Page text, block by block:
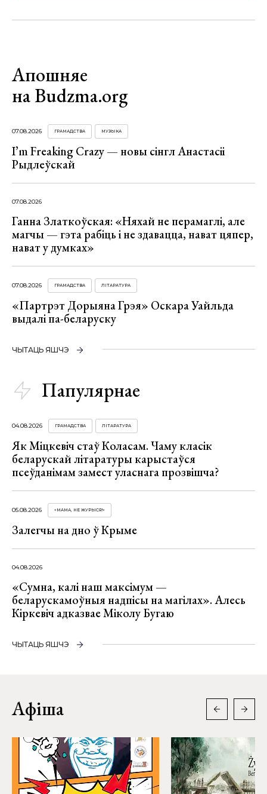
Апошняе
на Budzma.org
07.08.2026 ГРАМАДСТВА МУЗЫКА
I’m Freaking Crazy — новы сінгл Анастасіі
Рыдлеўскай
07.08.2026
Ганна Златкоўская: «Няхай не перамаглі, але
магчы — гэта рабіць і не здавацца, нават цяпер,
нават у думках»
07.08.2026 ГРАМАДСТВА ЛІТАРАТУРА
«Партрэт Дорыяна Грэя» Оскара Уайльда
выдалі па-беларуску
ЧЫТАЦЬ ЯШЧЭ
Папулярнае
04.08.2026 ГРАМАДСТВА ЛІТАРАТУРА
Як Міцкевіч стаў Коласам. Чаму класік
беларускай літаратуры карыстаўся
псеўданімам замест уласнага прозвішча?
05.08.2026 «МАМА, НЕ ЖУРЫСЯ!»
Залегчы на дно ў Крыме
04.08.2026
«Сумна, калі наш максімум —
беларускамоўныя надпісы на магілах». Алесь
Кіркевіч адказвае Міколу Бугаю
ЧЫТАЦЬ ЯШЧЭ
Афіша